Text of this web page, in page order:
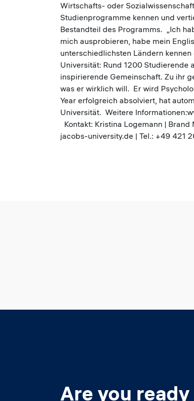
Wirtschafts- oder
Studienprogramme kennen und
Bestandteil des Programms. „Ich
mich ausprobieren, habe mein
unterschiedlichsten Ländern
Universität: Rund 1200 Studierende
inspirierende Gemeinschaft. Zu ihr
was er wirklich will. Er wird
Year erfolgreich absolviert, hat
Universität. Weitere
Kontakt: Kristina Logemann |
jacobs-university.de | Tel.: +49 421
Are you